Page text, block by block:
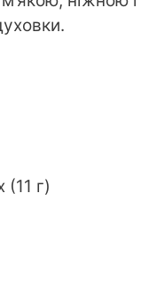
(11 г)